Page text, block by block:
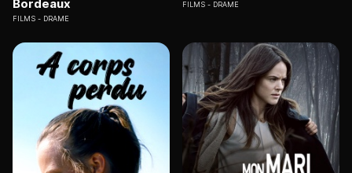
Bordeaux
FILMS DRAME
FILMS DRAME